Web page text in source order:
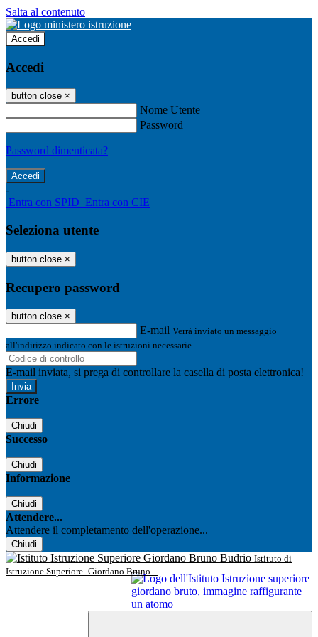
Salta al contenuto
Accedi
Accedi
button close ×
Nome Utente
Password
Password dimenticata?
-
Entra con SPID Entra con CIE
Seleziona utente
button close ×
Recupero password
button close ×
E-mail Verrà inviato un messaggio
all'indirizzo indicato con le istruzioni necessarie.
E-mail inviata, si prega di controllare la casella di posta elettronica!
Errore
Chiudi
Successo
Chiudi
Informazione
Chiudi
Attendere...
Attendere il completamento dell'operazione...
Chiudi
Istituto di
Istruzione Superiore Giordano Bruno